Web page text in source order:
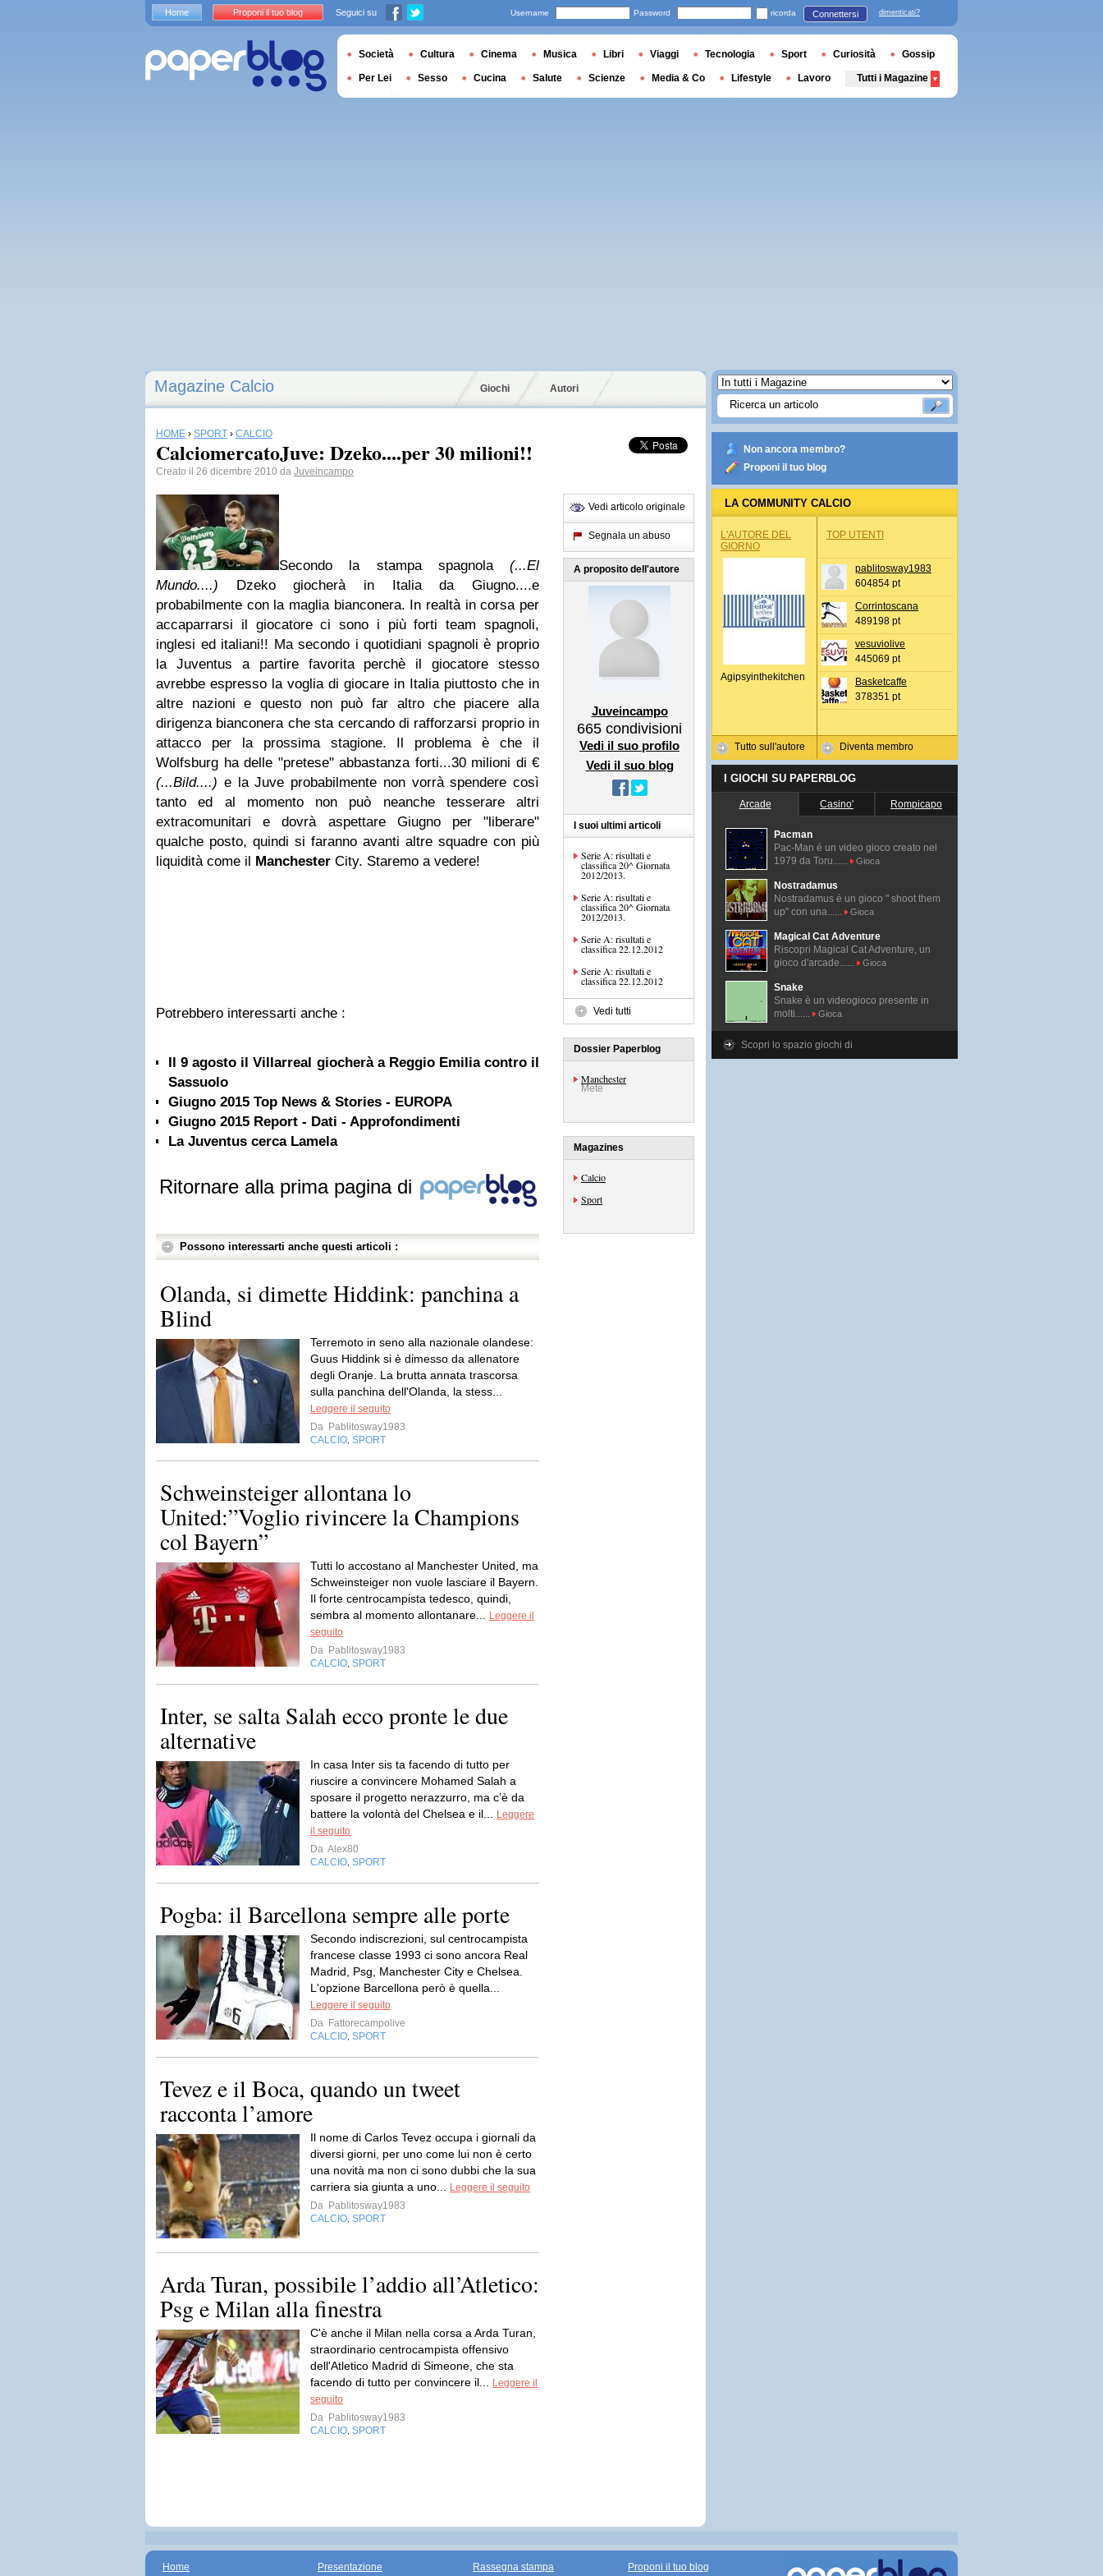
Magazine Calcio Giochi Autori
HOME › SPORT › CALCIO
CalciomercatoJuve: Dzeko....per 30 milioni!!
Creato il 26 dicembre 2010 da Juveincampo
Secondo la stampa spagnola (...El
Mundo....) Dzeko giocherà in Italia da Giugno....e
probabilmente con la maglia bianconera. In realtà in corsa per
accaparrarsi il giocatore ci sono i più forti team spagnoli,
inglesi ed italiani!! Ma secondo i quotidiani spagnoli è proprio
la Juventus a partire favorita perchè il giocatore stesso
avrebbe espresso la voglia di giocare in Italia piuttosto che in
altre nazioni e questo non può far altro che piacere alla
dirigenza bianconera che sta cercando di rafforzarsi proprio in
attacco per la prossima stagione. Il problema è che il
Wolfsburg ha delle "pretese" abbastanza forti...30 milioni di €
(...Bild....) e la Juve probabilmente non vorrà spendere così
tanto ed al momento non può neanche tesserare altri
extracomunitari e dovrà aspettare Giugno per "liberare"
qualche posto, quindi si faranno avanti altre squadre con più
liquidità come il Manchester City. Staremo a vedere!
Potrebbero interessarti anche :
Il 9 agosto il Villarreal giocherà a Reggio Emilia contro il
Sassuolo
Giugno 2015 Top News & Stories - EUROPA
Giugno 2015 Report - Dati - Approfondimenti
La Juventus cerca Lamela
Ritornare alla prima pagina di
Possono interessarti anche questi articoli :
Olanda, si dimette Hiddink: panchina a
Blind
Terremoto in seno alla nazionale olandese:
Guus Hiddink si è dimesso da allenatore
degli Oranje. La brutta annata trascorsa
sulla panchina dell'Olanda, la stess...
Leggere il seguito
Da Pablitosway1983
CALCIO SPORT
Schweinsteiger allontana lo
United:”Voglio rivincere la Champions
col Bayern”
Tutti lo accostano al Manchester United, ma
Schweinsteiger non vuole lasciare il Bayern.
Il forte centrocampista tedesco, quindi,
sembra al momento allontanare...
Leggere il
seguito
Da Pablitosway1983
CALCIO SPORT
Inter, se salta Salah ecco pronte le due
alternative
In casa Inter sis ta facendo di tutto per
riuscire a convincere Mohamed Salah a
sposare il progetto nerazzurro, ma c’è da
battere la volontà del Chelsea e il...
Leggere
il seguito
Da Alex80
CALCIO SPORT
Pogba: il Barcellona sempre alle porte
Secondo indiscrezioni, sul centrocampista
francese classe 1993 ci sono ancora Real
Madrid, Psg, Manchester City e Chelsea.
L'opzione Barcellona però è quella...
Leggere il seguito
Da Fattorecampolive
CALCIO SPORT
Tevez e il Boca, quando un tweet
racconta l’amore
Il nome di Carlos Tevez occupa i giornali da
diversi giorni, per uno come lui non è certo
una novità ma non ci sono dubbi che la sua
carriera sia giunta a uno...
Leggere il seguito
Da Pablitosway1983
CALCIO SPORT
Arda Turan, possibile l’addio all’Atletico:
Psg e Milan alla finestra
C'è anche il Milan nella corsa a Arda Turan,
straordinario centrocampista offensivo
dell'Atletico Madrid di Simeone, che sta
facendo di tutto per convincere il...
Leggere il
seguito
Da Pablitosway1983
CALCIO SPORT
Vedi articolo originale
Segnala un abuso
A proposito dell'autore
Juveincampo
665 condivisioni
Vedi il suo profilo
Vedi il suo blog
I suoi ultimi articoli
Serie A: risultati e
classifica 20^ Giornata
2012/2013.
Serie A: risultati e
classifica 20^ Giornata
2012/2013.
Serie A: risultati e
classifica 22.12.2012
Serie A: risultati e
classifica 22.12.2012
Vedi tutti
Dossier Paperblog
Manchester
Mete
Magazines
Calcio
Sport
Non ancora membro?
Proponi il tuo blog
LA COMMUNITY CALCIO
L'AUTORE DEL
GIORNO
Agipsyinthekitchen
Tutto sull'autore
TOP UTENTI
pablitosway1983
604854 pt
Corrintoscana
489198 pt
vesuviolive
445069 pt
Basketcaffe
378351 pt
Diventa membro
I GIOCHI SU PAPERBLOG
Arcade Casino' Rompicapo
Pacman
Pac-Man é un video gioco creato nel
1979 da Toru......
Gioca
Nostradamus
Nostradamus è un gioco " shoot them
up" con una......
Gioca
Magical Cat Adventure
Riscopri Magical Cat Adventure, un
gioco d'arcade......
Gioca
Snake
Snake è un videogioco presente in
molti......
Gioca
Scopri lo spazio giochi di
Home Proponi il tuo blog Seguici su Username Password ricorda Connettersi dimenticati?
Società Cultura Cinema Musica Libri Viaggi Tecnologia Sport Curiosità Gossip
Per Lei Sesso Cucina Salute Scienze Media & Co Lifestyle Lavoro Tutti i Magazine
Home Presentazione Rassegna stampa Proponi il tuo blog